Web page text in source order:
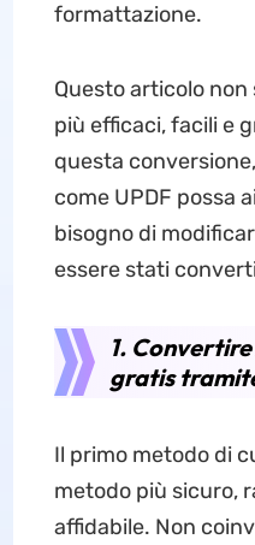
formattazione.
Questo articolo
più efficaci, facili e
questa
come UPDF possa
bisogno di
essere stati
1.
gratis
Il primo metodo di
metodo più sicuro,
affidabile. Non